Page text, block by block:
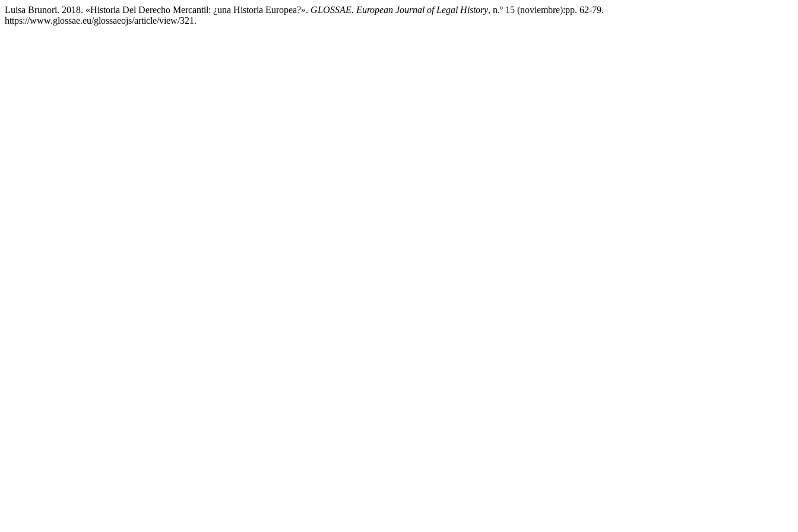
Luisa Brunori. 2018. «Historia Del Derecho Mercantil: ¿una Historia Europea?». GLOSSAE. European Journal of Legal History, n.º 15 (noviembre):pp. 62-79.
https://www.glossae.eu/glossaeojs/article/view/321.